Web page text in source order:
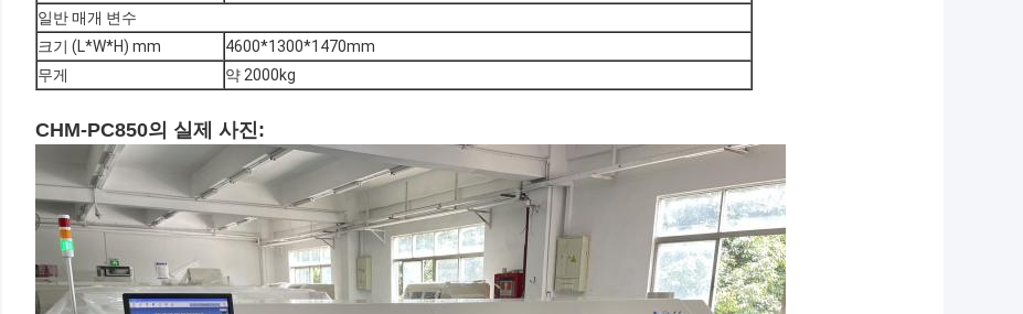
일반 매개 변수
크기 (L*W*H) mm
4600*1300*1470mm
무게
약 2000kg
CHM-PC850의 실제 사진: